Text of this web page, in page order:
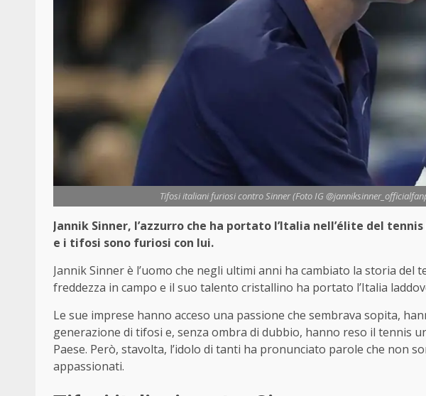
Tifosi italiani furiosi contro Sinner (Foto IG
Jannik Sinner, l’azzurro che ha portato l’Italia nell’élite del
e i tifosi sono furiosi con lui.
Jannik Sinner è l’uomo che negli ultimi anni ha cambiato la storia del
freddezza in campo e il suo talento cristallino ha portato l’Italia
Le sue imprese hanno acceso una passione che sembrava sopita,
generazione di tifosi e, senza ombra di dubbio, hanno reso il tennis
Paese. Però, stavolta, l’idolo di tanti ha pronunciato parole che non
appassionati.